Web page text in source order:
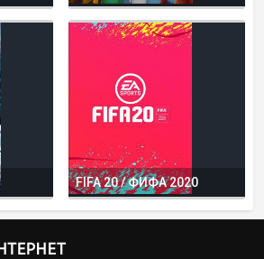
FIFA 20 / ФИФА 2020